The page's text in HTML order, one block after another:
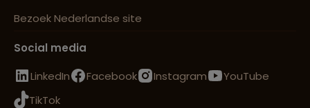
Bezoek Nederlandse site
Social media
LinkedIn
Facebook Instagram
YouTube
TikTok